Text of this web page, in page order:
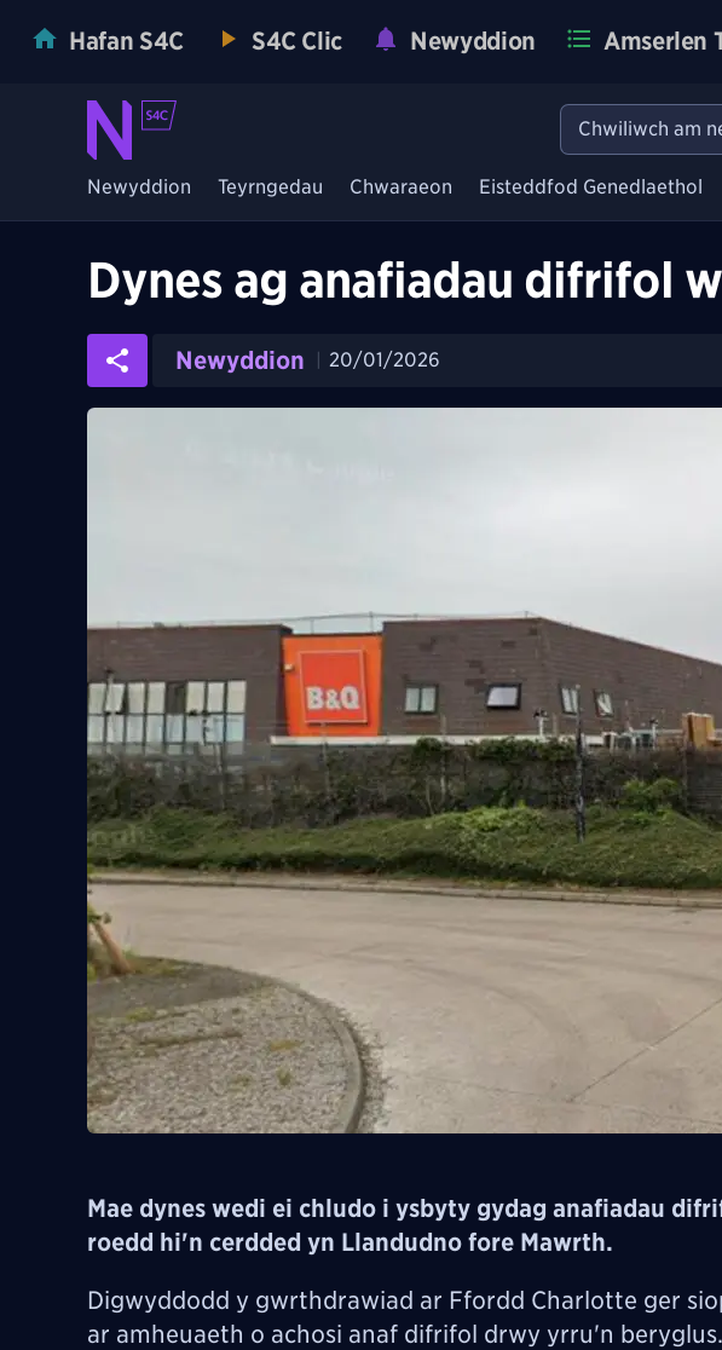
Hafan S4C S4C Clic Newyddion Amserlen
Newyddion Teyrngedau Chwaraeon Eisteddfod Genedlaethol
Dynes ag anafiadau difrifol
Newyddion 20/01/2026
Mae dynes wedi ei chludo i ysbyty gydag anafiadau
roedd hi'n cerdded yn Llandudno fore Mawrth.
Digwyddodd y gwrthdrawiad ar Ffordd Charlotte ger
ar amheuaeth o achosi anaf difrifol drwy yrru'n